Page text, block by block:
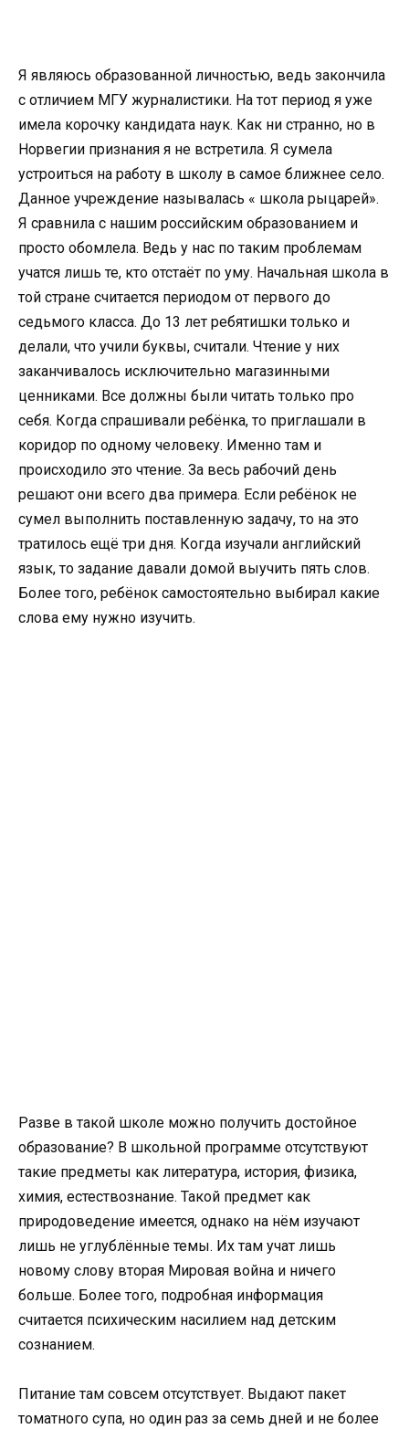
Я являюсь образованной личностью, ведь закончила
с отличием МГУ журналистики. На тот период я уже
имела корочку кандидата наук. Как ни странно, но в
Норвегии признания я не встретила. Я сумела
устроиться на работу в школу в самое ближнее село.
Данное учреждение называлась « школа рыцарей».
Я сравнила с нашим российским образованием и
просто обомлела. Ведь у нас по таким проблемам
учатся лишь те, кто отстаёт по уму. Начальная школа в
той стране считается периодом от первого до
седьмого класса. До 13 лет ребятишки только и
делали, что учили буквы, считали. Чтение у них
заканчивалось исключительно магазинными
ценниками. Все должны были читать только про
себя. Когда спрашивали ребёнка, то приглашали в
коридор по одному человеку. Именно там и
происходило это чтение. За весь рабочий день
решают они всего два примера. Если ребёнок не
сумел выполнить поставленную задачу, то на это
тратилось ещё три дня. Когда изучали английский
язык, то задание давали домой выучить пять слов.
Более того, ребёнок самостоятельно выбирал какие
слова ему нужно изучить.
Разве в такой школе можно получить достойное
образование? В школьной программе отсутствуют
такие предметы как литература, история, физика,
химия, естествознание. Такой предмет как
природоведение имеется, однако на нём изучают
лишь не углублённые темы. Их там учат лишь
новому слову вторая Мировая война и ничего
больше. Более того, подробная информация
считается психическим насилием над детским
сознанием.
Питание там совсем отсутствует. Выдают пакет
томатного супа, но один раз за семь дней и не более